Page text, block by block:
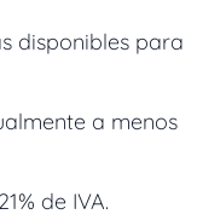
disponibles para
a menos
de IVA.